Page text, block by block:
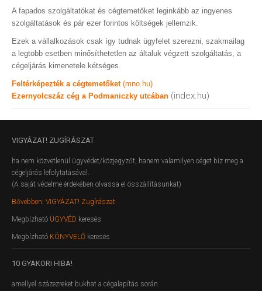
A fapados szolgáltatókat és cégtemetőket leginkább az ingyenes
szolgáltatások és pár ezer forintos költségek jellemzik.
Ezek a vállalkozások csak így tudnak ügyfelet szerezni, szakmailag
a legtöbb esetben minősíthetetlen az általuk végzett szolgáltatás, a
cégeljárás kimenetele kétséges.
Feltérképezték a cégtemetőket (mno.hu)
Ezernyolcszáz cég a Podmaniczky utcában (index.hu)
VIGYÁZAT! ZUGÍRÁSZAT
ha nem közvetlenül ügyvédet/közjegyzőt, hanem valamilyen céget bíz meg a
cégeljárás lefolytatásával.
(A saját védelme érdekében olvassa el összállításunkat)
Bővebben: VIGYÁZAT! Zugírászat
Megbízható ÜGYVÉD keresés
Megbízható KÖNYVELŐ keresés
10 GYAKORI HIBA!
amellyel százezreket bukhat a cégalapítás során.